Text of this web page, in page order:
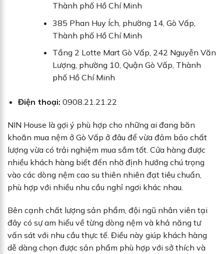
Thành phố Hồ Chí Minh
385 Phan Huy Ích, phường 14, Gò Vấp,
Thành phố Hồ Chí Minh
Tầng 2 Lotte Mart Gò Vấp, 242 Nguyễn Văn
Lượng, phường 10, Quận Gò Vấp, Thành
phố Hồ Chí Minh
Điện thoại: 0908.21.21.22
NIN House là gợi ý phù hợp cho những ai đang băn
khoăn mua nệm ở Gò Vấp ở đâu để vừa đảm bảo chất
lượng vừa có trải nghiệm mua sắm tốt. Cửa hàng được
nhiều khách hàng biết đến nhờ định hướng chú trọng
vào các dòng nệm cao su thiên nhiên đạt tiêu chuẩn,
phù hợp với nhiều nhu cầu nghỉ ngơi khác nhau.
Bên cạnh chất lượng sản phẩm, đội ngũ nhân viên tại
đây có sự am hiểu về từng dòng nệm và khả năng tư
vấn sát với nhu cầu thực tế. Điều này giúp khách hàng
dễ dàng chọn được sản phẩm phù hợp với sở thích và